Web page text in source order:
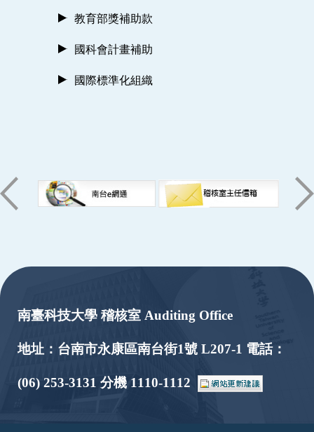
教育部獎補助款
國科會計畫補助
國際標準化組織
南臺科技大學 稽核室 Auditing Office
地址：台南市永康區南台街1號 L207-1 電話：
(06) 253-3131 分機 1110-1112